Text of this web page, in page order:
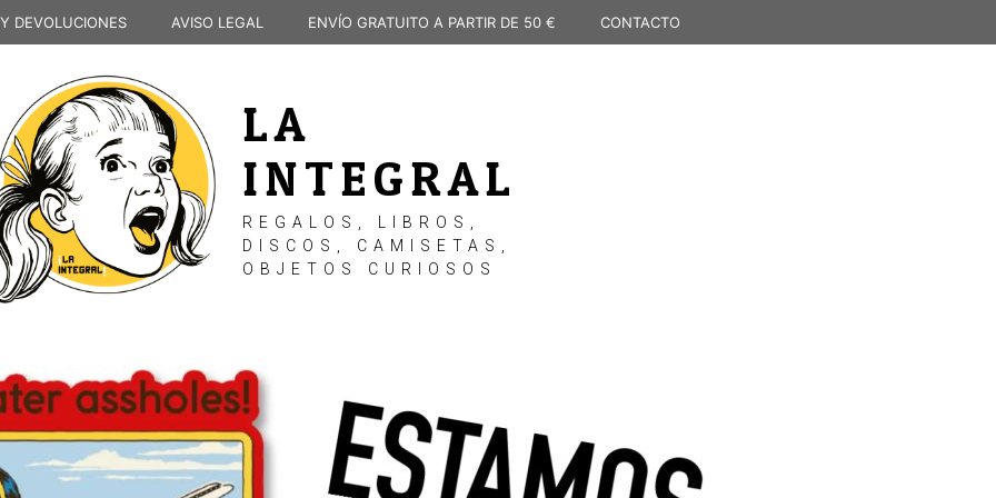
DEVOLUCIONES AVISO LEGAL ENVÍO GRATUITO A PARTIR DE 50 € CONTACTO
LA
INTEGRAL
REGALOS, LIBROS,
DISCOS, CAMISETAS,
OBJETOS CURIOSOS